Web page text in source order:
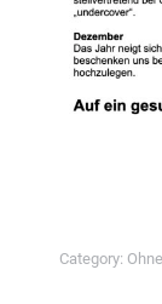
Category: